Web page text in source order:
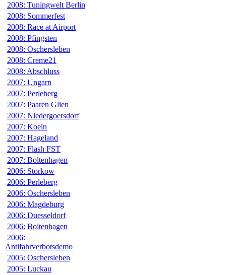
2008: Tuningwelt Berlin
2008: Sommerfest
2008: Race at Airport
2008: Pfingsten
2008: Oschersleben
2008: Creme21
2008: Abschluss
2007: Ungarn
2007: Perleberg
2007: Paaren Glien
2007: Niedergoersdorf
2007: Koeln
2007: Hageland
2007: Flash FST
2007: Boltenhagen
2006: Storkow
2006: Perleberg
2006: Oschersleben
2006: Magdeburg
2006: Duesseldorf
2006: Boltenhagen
2006:
Antifahrverbotsdemo
2005: Oschersleben
2005: Luckau